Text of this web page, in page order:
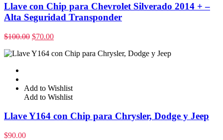
Llave con Chip para Chevrolet Silverado 2014 + –
Alta Seguridad Transponder
$100.00 $70.00
Add to Wishlist
Add to Wishlist
Llave Y164 con Chip para Chrysler, Dodge y Jeep
$90.00